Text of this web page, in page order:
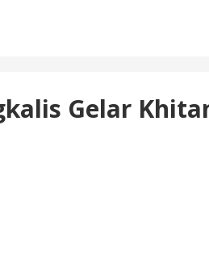
Gelar